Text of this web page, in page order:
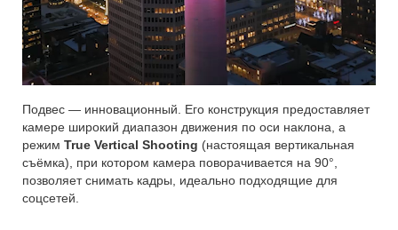
Подвес — инновационный. Его конструкция предоставляет
камере широкий диапазон движения по оси наклона, а
режим True Vertical Shooting (настоящая вертикальная
съёмка), при котором камера поворачивается на 90°,
позволяет снимать кадры, идеально подходящие для
соцсетей.